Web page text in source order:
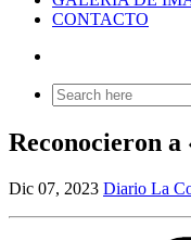
CONTACTO
Search
for:
Reconocieron a
Dic 07, 2023 Diario La